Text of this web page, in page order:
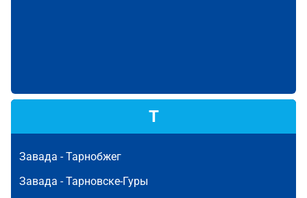
Т
Завада -Тарнобжег
Завада -Тарновске-Гуры